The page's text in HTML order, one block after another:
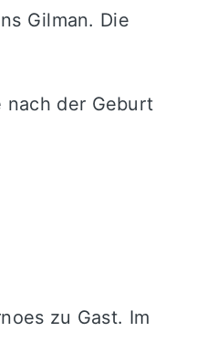
Gilman. Die
nach der Geburt
zu Gast. Im